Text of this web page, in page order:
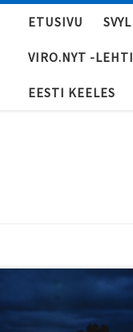
ETUSIVU SVYL
VIRO.NYT -LEHTI
EESTI KEELES
viro.nyt-lehti